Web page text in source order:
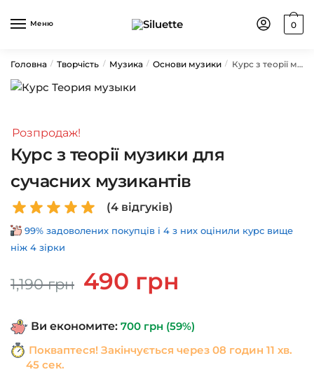
Меню 0
Головна / Творчість / Музика / Основи музики / Курс з теорії музики для сучасних музикантів
Розпродаж!
Курс з теорії музики для
сучасних музикантів
(4відгуків)
99% задоволених покупців і 4 з них оцінили курс вище
ніж 4 зірки
1,190грн
Оригінальна
ціна:
490 грн
Ви економите: 700 грн (59%)
Покваптеся! Закінчується через 08 годин 11 хв.
44 сек.